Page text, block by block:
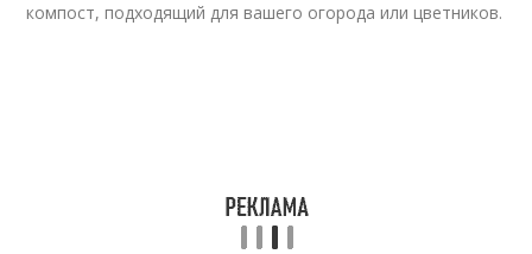
компост, подходящий для вашего огорода или цветников.